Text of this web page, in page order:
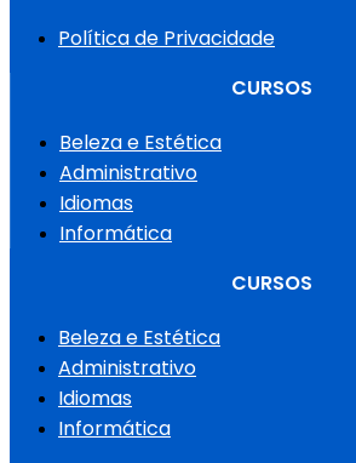
Política de Privacidade
CURSOS
Beleza e Estética
Administrativo
Idiomas
Informática
CURSOS
Beleza e Estética
Administrativo
Idiomas
Informática